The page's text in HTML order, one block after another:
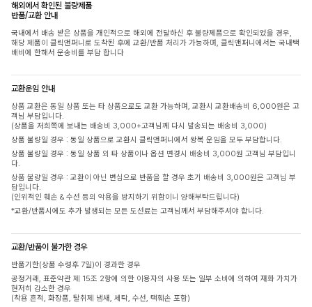
해외에서 확인된 불량제품
반품/교환 안내
국내에서 배송 받은 상품을 개인적으로 해외에 전달하신 후 불량제품으로 확인되었을 경우,
해당 제품이 클릭앤퍼니로 도착된 후에 교환/반품 처리가 가능하며, 클릭앤퍼니에서는 국내택
배비에 한해서 운송비를 부담 합니다
교환운임 안내
상품 교환은 동일 상품 또는 타 상품으로도 교환 가능하며, 교환시 교환배송비 6,000원은 고
객님 부담입니다.
(상품을 저희쪽에 보내는 배송비 3,000+고객님께 다시 발송되는 배송비 3,000)
상품 불량일 경우 : 동일 상품으로 교환시 클릭앤퍼니에서 왕복 운임을 모두 부담합니다.
상품 불량일 경우 : 동일 상품 외 타 상품이나 옵션 변경시 배송비 3,000원 고객님 부담입니
다.
상품 불량일 경우 : 교환이 아닌 변심으로 반품을 할 경우 초기 배송비 3,000원은 고객님 부
담입니다.
(인위적인 훼손 & 수선 등의 악용을 방지하기 위함이니 양해부탁드립니다)
*교환/반품시에도 추가 발생되는 모든 도선료는 고객님께서 부담해주셔야 합니다.
교환/반품이 불가한 경우
반품기한(상품 수령후 7일)이 경과한 경우
공정거래, 표준약관 제 15조 2항에 의한 이용자의 사용 또는 일부 소비에 의하여 재화 가치가
현저히 감소한 경우
(착용 흔적, 화장품, 탈취제 냄새, 세탁, 수선, 택훼손 포함)